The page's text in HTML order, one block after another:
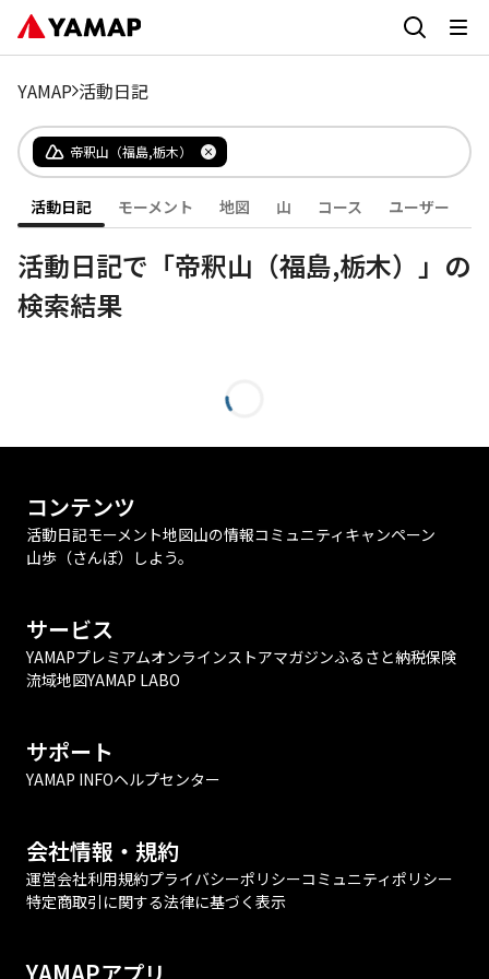
YAMAP 活動日記
帝釈山（福島,栃木）
活動日記 モーメント 地図 山 コース ユーザー
活動日記で「帝釈山（福島,栃木）」の
検索結果
コンテンツ
活動日記モーメント地図山の情報コミュニティ キャンペーン
山歩（さんぽ）しよう。
サービス
YAMAPプレミアムオンラインストアマガジンふるさと納税保険
流域地図YAMAP LABO
サポート
YAMAP INFOヘルプセンター
会社情報・規約
運営会社利用規約プライバシーポリシーコミュニティポリシー
特定商取引に関する法律に基づく表示